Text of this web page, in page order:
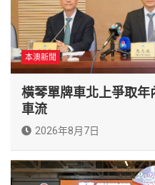
本澳新聞
橫琴單牌車北上爭取
車流
2026年8月7日